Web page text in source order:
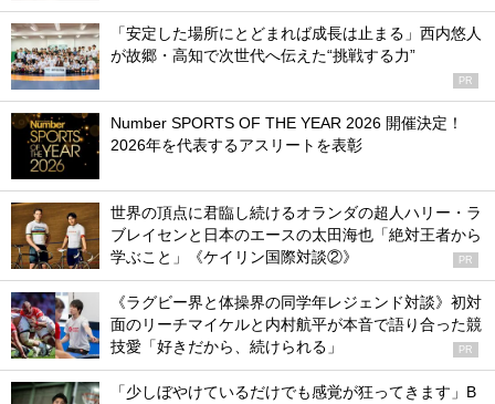
「安定した場所にとどまれば成長は止まる」西内悠人
が故郷・高知で次世代へ伝えた“挑戦する力”
PR
Number SPORTS OF THE YEAR 2026 開催決定！
2026年を代表するアスリートを表彰
世界の頂点に君臨し続けるオランダの超人ハリー・ラ
ブレイセンと日本のエースの太田海也「絶対王者から
学ぶこと」《ケイリン国際対談②》
PR
《ラグビー界と体操界の同学年レジェンド対談》初対
面のリーチマイケルと内村航平が本音で語り合った競
技愛「好きだから、続けられる」
PR
「少しぼやけているだけでも感覚が狂ってきます」B